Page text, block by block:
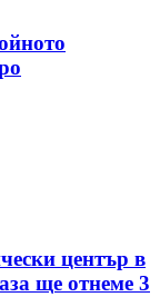
център в
ще отнеме 3